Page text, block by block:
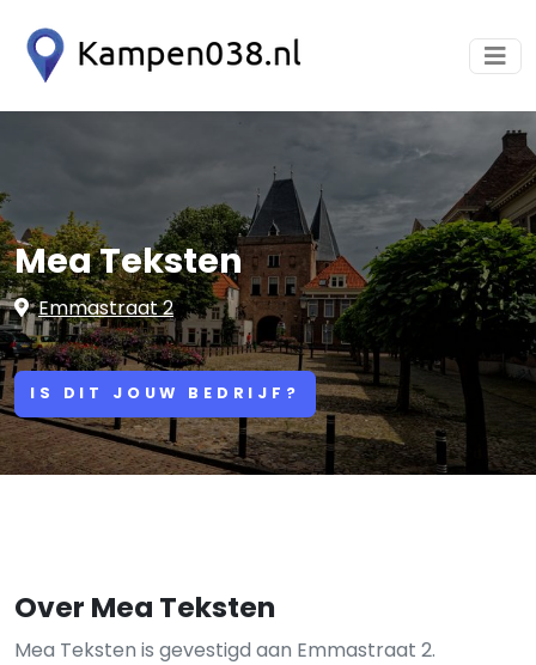
Mea Teksten
Emmastraat 2
IS DIT JOUW BEDRIJF?
Over Mea Teksten
Mea Teksten is gevestigd aan Emmastraat 2.